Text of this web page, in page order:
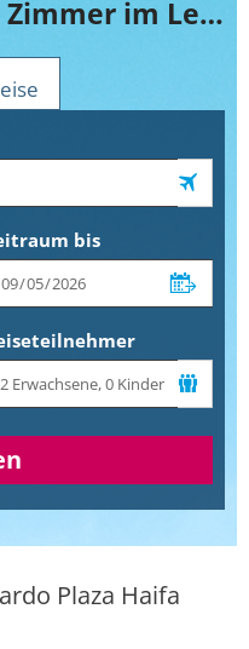
Buchen Sie jetzt ihr Zimmer im Leonardo Plaza Haifa
bis
Plaza Haifa